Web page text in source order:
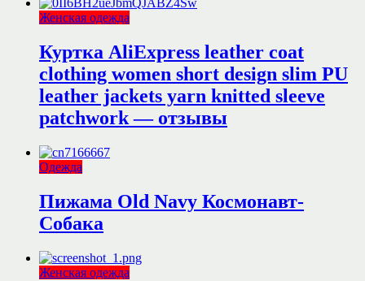
Женская одежда
Куртка AliExpress leather coat
clothing women short design slim PU
leather jackets yarn knitted sleeve
patchwork — отзывы
Одежда
Пижама Old Navy Космонавт-
Собака
Женская одежда